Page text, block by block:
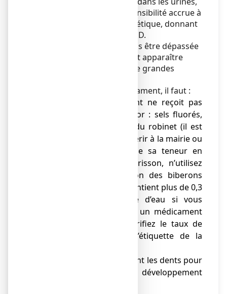
et si vous présentez une sensibilité accrue à
la vitamine D, d’origine génétique, donnant
lieu à une hypervitaminose D.
La dose indiquée ne doit pas être dépassée
; une fluorose dentaire peut apparaître
après ingestion continue de grandes
Avant de prendre ce médicament, il faut :
● s’assurer que l’enfant ne reçoit pas
d’autres sources de fluor : sels fluorés,
eau embouteillée, eau du robinet (il est
recommandé de s’enquérir à la mairie ou
auprès de la DDASS de sa teneur en
fluor)… ; Chez le nourrisson, n’utilisez
pas pour la préparation des biberons
une eau minérale qui contient plus de 0,3
mg de fluor par litre d’eau si vous
donnez à votre enfant un médicament
contenant du fluor. Vérifiez le taux de
fluor mentionné sur l’étiquette de la
● contrôler régulièrement les dents pour
vérifier l’absence de développement